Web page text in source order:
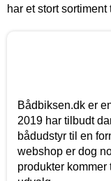
har et stort sortiment
Bådbiksen.dk er
2019 har tilbudt
bådudstyr til en
webshop er dog
produkter